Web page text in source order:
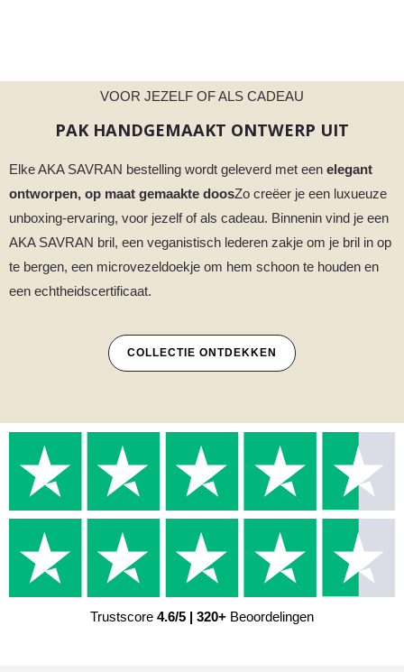
VOOR JEZELF OF ALS CADEAU
PAK HANDGEMAAKT ONTWERP UIT
Elke AKA SAVRAN bestelling wordt geleverd met een elegant
ontworpen, op maat gemaakte doosZo creëer je een luxueuze
unboxing-ervaring, voor jezelf of als cadeau. Binnenin vind je een
AKA SAVRAN bril, een veganistisch lederen zakje om je bril in op
te bergen, een microvezeldoekje om hem schoon te houden en
een echtheidscertificaat.
COLLECTIE ONTDEKKEN
Trustscore 4.6/5 | 320+ Beoordelingen